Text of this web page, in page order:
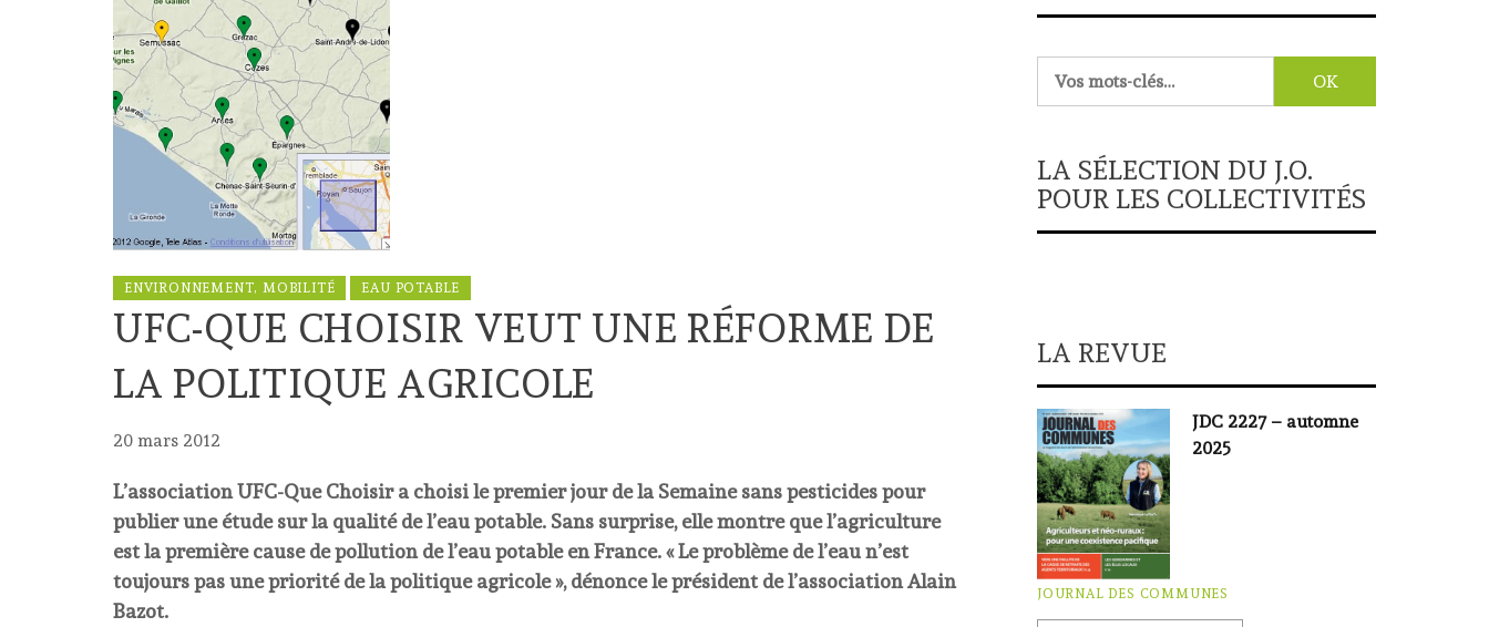
ENVIRONNEMENT, MOBILITÉ EAU POTABLE
UFC-QUE CHOISIR VEUT UNE RÉFORME DE
LA POLITIQUE AGRICOLE
20 mars 2012
L’association UFC-Que Choisir a choisi le premier jour de la Semaine sans pesticides pour
publier une étude sur la qualité de l’eau potable. Sans surprise, elle montre que l’agriculture
est la première cause de pollution de l’eau potable en France. « Le problème de l’eau n’est
toujours pas une priorité de la politique agricole », dénonce le président de l’association Alain
Bazot.
LA SÉLECTION DU J.O.
POUR LES COLLECTIVITÉS
LA REVUE
JDC 2227 – automne
2025
JOURNAL DES COMMUNES